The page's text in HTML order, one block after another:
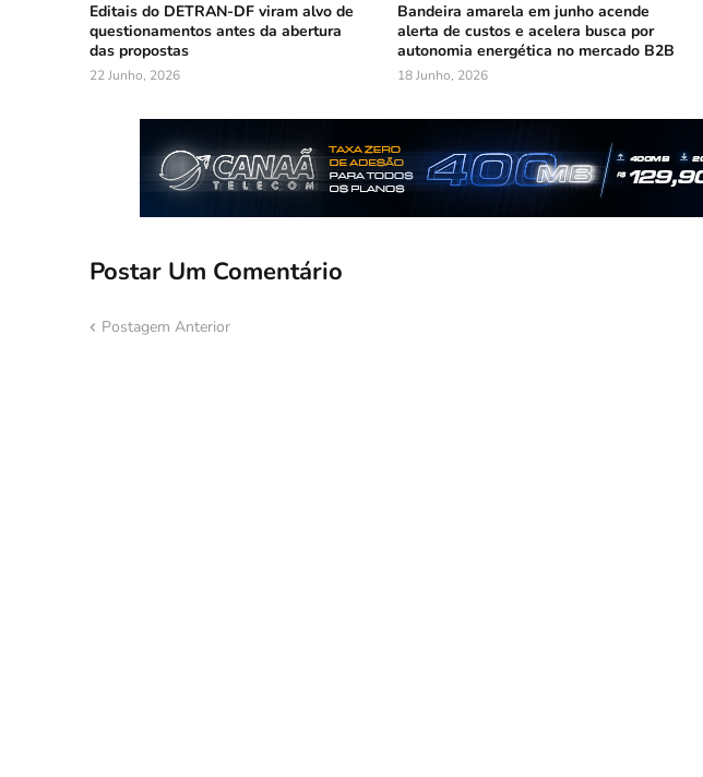
Editais do DETRAN-DF viram alvo de
questionamentos antes da abertura
das propostas
22 Junho, 2026
Bandeira amarela em junho acende
alerta de custos e acelera busca por
autonomia energética no mercado B2B
18 Junho, 2026
Postar Um Comentário
Postagem Anterior